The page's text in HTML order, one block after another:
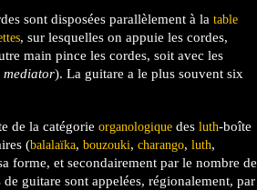
sont disposées parallèlement à la table
, sur lesquelles on appuie les cordes,
main pince les cordes, soit avec les
mediator). La guitare a le plus souvent six
de la catégorie organologiquedes luth-boîte
(balalaïka, bouzouki, charango, luth,
forme, et secondairement par le nombre de
guitare sont appelées, régionalement, par